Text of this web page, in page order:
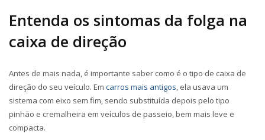
Entenda os sintomas da folga na
caixa de direção
Antes de mais nada, é importante saber como é o tipo de caixa de
direção do seu veículo. Em carros mais antigos, ela usava um
sistema com eixo sem fim, sendo substituída depois pelo tipo
pinhão e cremalheira em veículos de passeio, bem mais leve e
compacta.